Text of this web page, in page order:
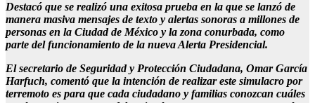
Destacó que se realizó una exitosa prueba en la que se lanzó de
manera masiva mensajes de texto y alertas sonoras a millones de
personas en la Ciudad de México y la zona conurbada, como
parte del funcionamiento de la nueva Alerta Presidencial.
El secretario de Seguridad y Protección Ciudadana, Omar García
Harfuch, comentó que la intención de realizar este simulacro por
terremoto es para que cada ciudadano y familias conozcan cuáles